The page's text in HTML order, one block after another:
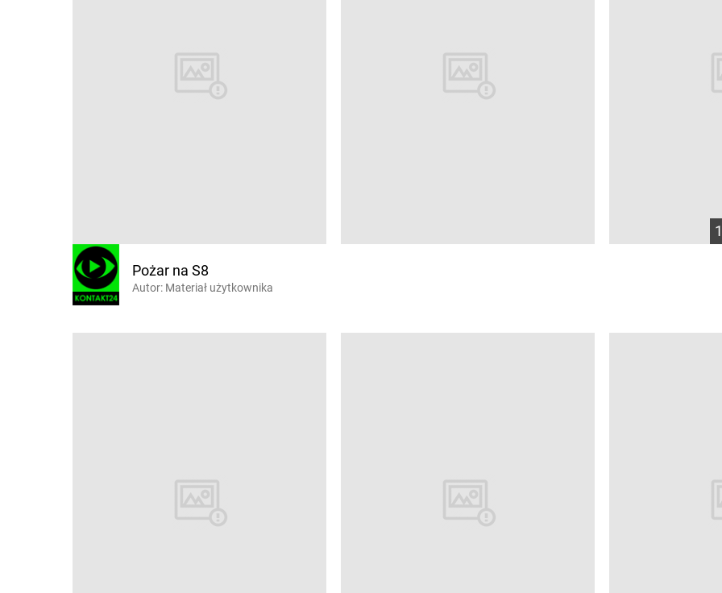
1
Pożar na S8
Autor: Materiał użytkownika